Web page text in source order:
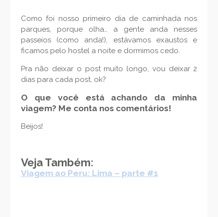
Como foi nosso primeiro dia de caminhada nos
parques, porque olha… a gente anda nesses
passeios (como anda!), estávamos exaustos e
ficamos pelo hostel a noite e dormimos cedo.
Pra não deixar o post muito longo, vou deixar 2
dias para cada post, ok?
O que você está achando da minha
viagem? Me conta nos comentários!
Beijos!
Veja Também:
Viagem ao Peru: Lima – parte #1